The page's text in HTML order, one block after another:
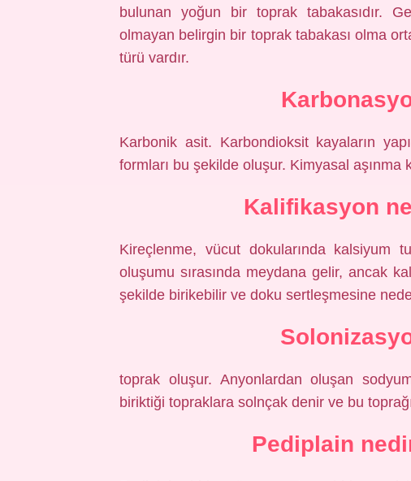
bulunan yoğun bir toprak tabakasıdır.
olmayan belirgin bir toprak tabakası olma
türü vardır.
Karbonik asit. Karbondioksit kayaların
formları bu şekilde oluşur. Kimyasal aşınma
Kalifikasyon
Kireçlenme, vücut dokularında kalsiyum
oluşumu sırasında meydana gelir, ancak
şekilde birikebilir ve doku sertleşmesine
toprak oluşur. Anyonlardan oluşan
biriktiği topraklara solnçak denir ve bu
Pediplain